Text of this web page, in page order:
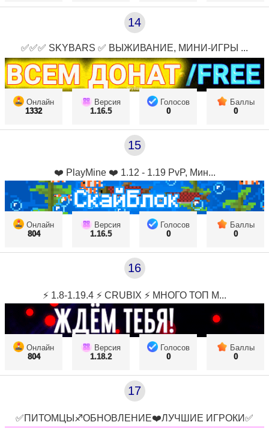
14
✅✅✅ SKYBARS ✅ ВЫЖИВАНИЕ, МИНИ-ИГРЫ ...
Онлайн
1332
Версия
1.16.5
Голосов
0
Баллы
0
15
❤️ PlayMine ❤️ 1.12 - 1.19 PvP, Мин...
Онлайн
804
Версия
1.16.5
Голосов
0
Баллы
0
16
⚡ 1.8-1.19.4 ⚡ CRUBIX ⚡ МНОГО ТОП М...
Онлайн
804
Версия
1.18.2
Голосов
0
Баллы
0
17
✅ПИТОМЦЫ♐ОБНОВЛЕНИЕ❤️ЛУЧШИЕ ИГРОКИ✅